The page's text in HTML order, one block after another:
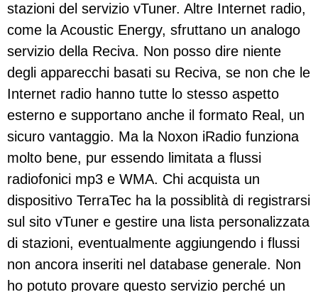
stazioni del servizio vTuner. Altre Internet radio,
come la Acoustic Energy, sfruttano un analogo
servizio della Reciva. Non posso dire niente
degli apparecchi basati su Reciva, se non che le
Internet radio hanno tutte lo stesso aspetto
esterno e supportano anche il formato Real, un
sicuro vantaggio. Ma la Noxon iRadio funziona
molto bene, pur essendo limitata a flussi
radiofonici mp3 e WMA. Chi acquista un
dispositivo TerraTec ha la possiblità di registrarsi
sul sito vTuner e gestire una lista personalizzata
di stazioni, eventualmente aggiungendo i flussi
non ancora inseriti nel database generale. Non
ho potuto provare questo servizio perché un